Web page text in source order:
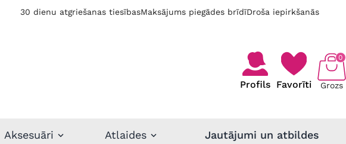
30 dienu atgriešanas tiesībasMaksājums piegādes brīdīDroša iepirkšanās
Profils Favorīti Grozs
0
Aksesuāri Atlaides Jautājumi un atbildes